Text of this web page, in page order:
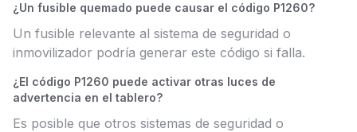
¿Un fusible quemado puede causar el código P1260?
Un fusible relevante al sistema de seguridad o
inmovilizador podría generar este código si falla.
¿El código P1260 puede activar otras luces de
advertencia en el tablero?
Es posible que otros sistemas de seguridad o